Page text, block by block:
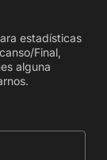
estadísticas
Final,
alguna